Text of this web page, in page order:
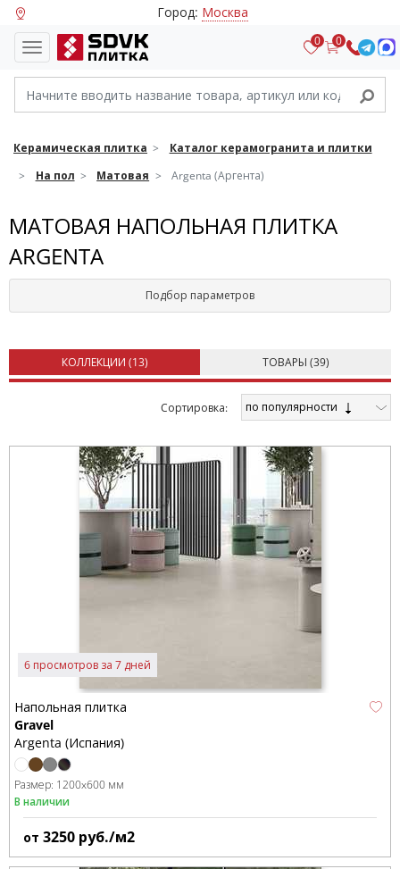
Город: Москва
0 0
Керамическая плитка
Каталог керамогранита и плитки
На пол
Матовая Argenta (Аргента)
МАТОВАЯ НАПОЛЬНАЯ ПЛИТКА
ARGENTA
Подбор параметров
КОЛЛЕКЦИИ (13) ТОВАРЫ (39)
Cортировка: по популярности
6 просмотров за 7 дней
Напольная плитка
Gravel
Argenta (Испания)
Размер: 1200x600 мм
В наличии
от 3250 руб./м2